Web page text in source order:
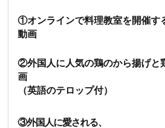
①オンラインで料理教室を開催す
動画
②外国人に人気の鶏のから揚げと
画
（英語のテロップ付）
③外国人に愛される、